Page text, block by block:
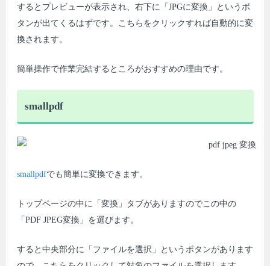
するとプレビューが表示され、右下に「JPGに変換」というボ
タンが出てくるはずです。こちらをクリックすれば自動的に変
換されます。
簡単操作で作業完結するところがおすすめの理由です。
smallpdf
smallpdfでも簡単に変換できます。
トップページの中に「変換」タブがありますのでこの中の
「PDF JPEG変換」を選びます。
すると中央部分に「ファイルを選択」というボタンがあります